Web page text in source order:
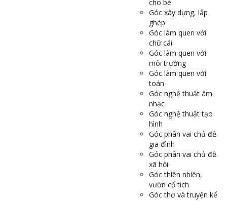
cho bé
Góc xây dựng, lắp
ghép
Góc làm quen với
chữ cái
Góc làm quen với
môi trường
Góc làm quen với
toán
Góc nghệ thuật âm
nhạc
Góc nghệ thuật tạo
hình
Góc phân vai chủ đề
gia đình
Góc phân vai chủ đề
xã hội
Góc thiên nhiên,
vườn cổ tích
Góc thơ và truyện kể